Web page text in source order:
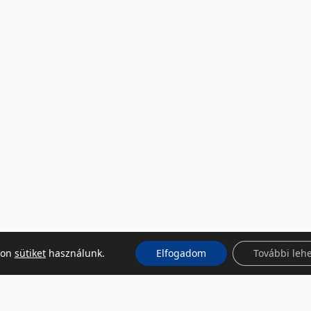
sütikethasználunk. Elfogadom További